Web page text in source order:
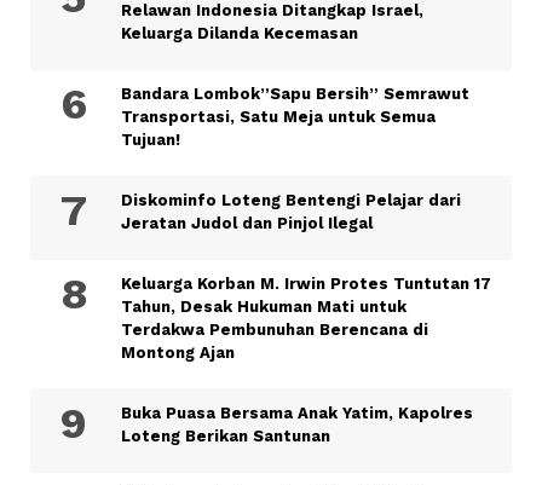
Relawan Indonesia Ditangkap Israel,
Keluarga Dilanda Kecemasan
Bandara Lombok”Sapu Bersih” Semrawut
Transportasi, Satu Meja untuk Semua
Tujuan!
Diskominfo Loteng Bentengi Pelajar dari
Jeratan Judol dan Pinjol Ilegal
Keluarga Korban M. Irwin Protes Tuntutan 17
Tahun, Desak Hukuman Mati untuk
Terdakwa Pembunuhan Berencana di
Montong Ajan
Buka Puasa Bersama Anak Yatim, Kapolres
Loteng Berikan Santunan